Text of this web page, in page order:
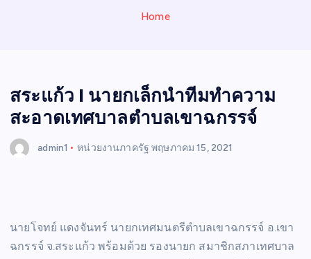
Home
สระแก้ว I นายกเล็กนำทีมทำความ
สะอาดเทศบาลตำบลเขาฉกรรจ์
admin1 หน่วยงานภาครัฐ พฤษภาคม 15, 2021
นายโจทย์ แดงจันทร์ นายกเทศมนตรีตำบลเขาฉกรรจ์ อ.เขา
ฉกรรจ์ จ.สระแก้ว พร้อมด้วย รองนายก สมาชิกสภาเทศบาล